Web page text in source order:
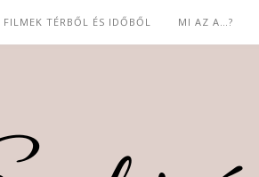
FILMEK TÉRBŐL ÉS IDŐBŐL MI AZ A…?